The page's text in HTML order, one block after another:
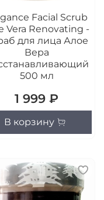
Facial Scrub
Vera Renovating -
для лица Алое
Вера
500 мл
1 999 ₽
В корзину